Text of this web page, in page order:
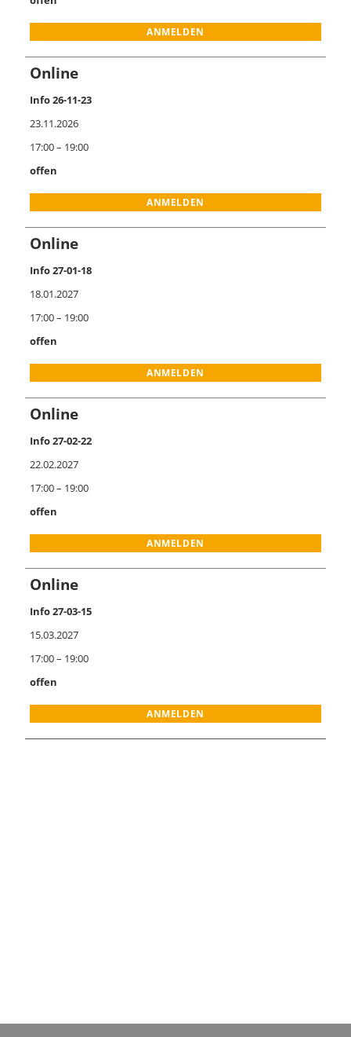
ANMELDEN
Online
Info 26-11-23
23.11.2026
17:00 – 19:00
offen
ANMELDEN
Online
Info 27-01-18
18.01.2027
17:00 – 19:00
offen
ANMELDEN
Online
Info 27-02-22
22.02.2027
17:00 – 19:00
offen
ANMELDEN
Online
Info 27-03-15
15.03.2027
17:00 – 19:00
offen
ANMELDEN